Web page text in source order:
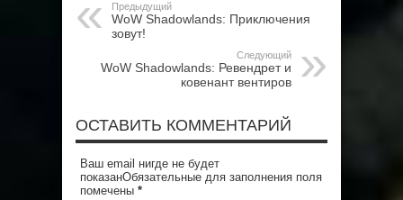
Предыдущий
WoW Shadowlands: Приключения
зовут!
Следующий
WoW Shadowlands: Ревендрет и
ковенант вентиров
ОСТАВИТЬ КОММЕНТАРИЙ
Ваш email нигде не будет
показанОбязательные для заполнения поля
помечены *